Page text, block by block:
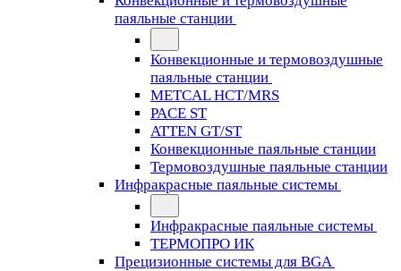
паяльные станции
Конвекционные и термовоздушные
паяльные станции
METCAL HCT/MRS
PACE ST
ATTEN GT/ST
Конвекционные паяльные станции
Термовоздушные паяльные станции
Инфракрасные паяльные системы
Инфракрасные паяльные системы
ТЕРМОПРО ИК
Прецизионные системы для BGA